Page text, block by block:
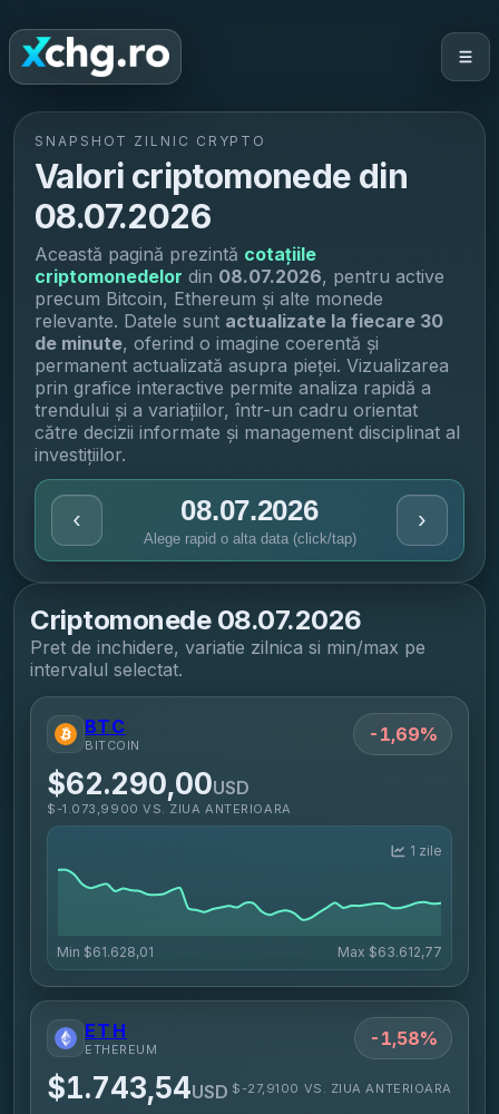
SNAPSHOT ZILNIC CRYPTO
Valori criptomonede din
08.07.2026
Această pagină prezintă cotațiile
criptomonedelor din 08.07.2026, pentru active
precum Bitcoin, Ethereum și alte monede
relevante. Datele sunt actualizate la fiecare 30
de minute, oferind o imagine coerentă și
permanent actualizată asupra pieței. Vizualizarea
prin grafice interactive permite analiza rapidă a
trendului și a variațiilor, într-un cadru orientat
către decizii informate și management disciplinat al
investițiilor.
‹ 08.07.2026
Alege rapid o alta data (click/tap)
›
Criptomonede 08.07.2026
Pret de inchidere, variatie zilnica si min/max pe
intervalul selectat.
BTC
BITCOIN -1,69%
$62.290,00USD
$-1.073,9900 VS. ZIUA ANTERIOARA
1 zile
Min $61.628,01 Max $63.612,77
ETH
ETHEREUM -1,58%
$1.743,54USD $-27,9100 VS. ZIUA ANTERIOARA